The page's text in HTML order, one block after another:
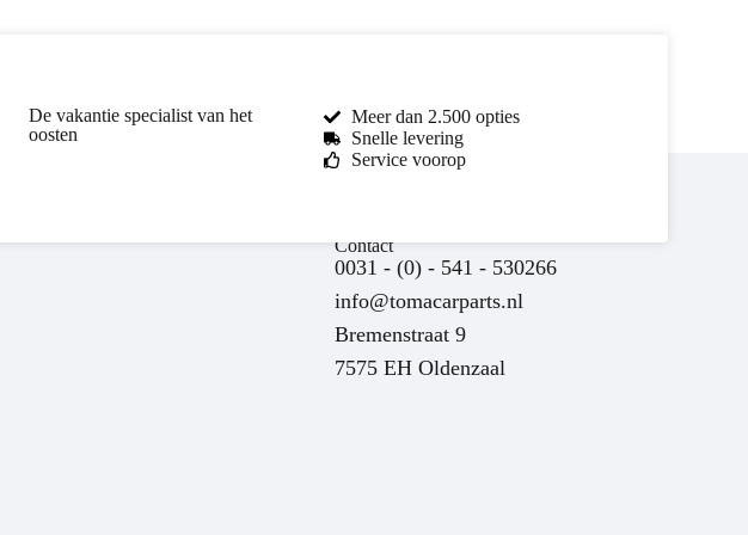
De vakantie specialist van het
oosten
Meer dan 2.500 opties
Snelle levering
Service voorop
Contact
0031 - (0) - 541 - 530266
info@tomacarparts.nl
Bremenstraat 9
7575 EH Oldenzaal